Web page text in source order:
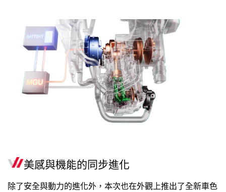
美感與機能的同步進化
除了安全與動力的進化外，本次也在外觀上推出了全新車色